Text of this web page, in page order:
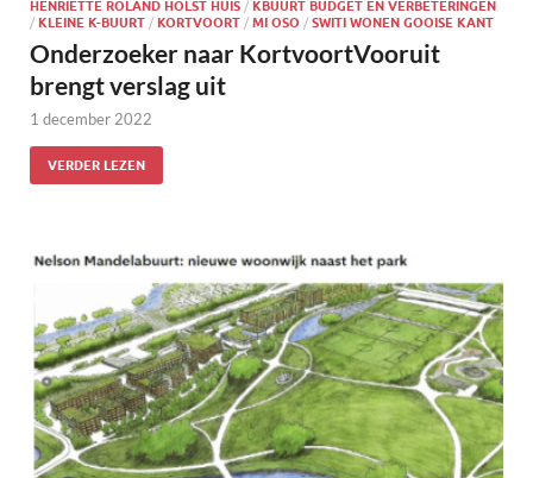
HENRIETTE ROLAND HOLST HUIS / KBUURT BUDGET EN VERBETERINGEN
/ KLEINE K-BUURT / KORTVOORT / MI OSO / SWITI WONEN GOOISE KANT
Onderzoeker naar KortvoortVooruit
brengt verslag uit
1 december 2022
VERDER LEZEN